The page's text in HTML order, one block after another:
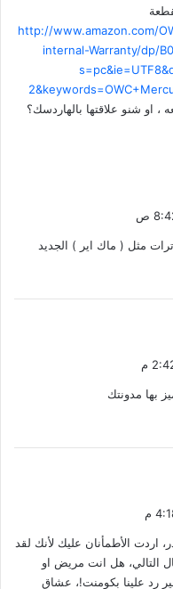
http://www.amazon.com/
internal-Warranty/dp/
او شنو علاقتها بالهاردسك؟
مثل ( ماك اير ) الجديد
بها مدونتك
اردت الأطمأنان عليك لأنك لقد
التالي، هل انت مريض او
رد علينا بكومنت!، عشاق